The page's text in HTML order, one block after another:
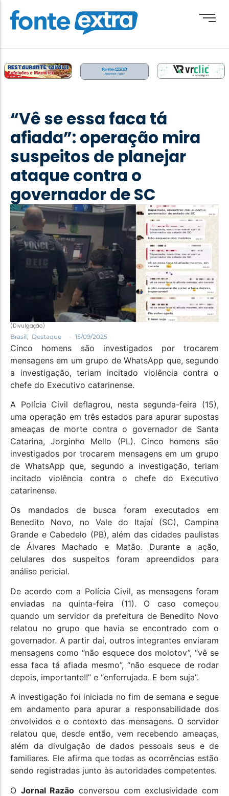
Destaque
Esporte
Geral
Obituário
Paraguai
Paraná
Política
Santa Helena e Região
Saúde e Bem-Estar
“Vê se essa faca tá
afiada”: operação mira
suspeitos de planejar
ataque contra o
governador de SC
(Divulgação)
Brasil, Destaque - 15/09/2025
Cinco homens são investigados por trocarem
mensagens em um grupo de WhatsApp que, segundo
a investigação, teriam incitado violência contra o
chefe do Executivo catarinense.
A Polícia Civil deflagrou, nesta segunda-feira (15),
uma operação em três estados para apurar supostas
ameaças de morte contra o governador de Santa
Catarina, Jorginho Mello (PL). Cinco homens são
investigados por trocarem mensagens em um grupo
de WhatsApp que, segundo a investigação, teriam
incitado violência contra o chefe do Executivo
catarinense.
Os mandados de busca foram executados em
Benedito Novo, no Vale do Itajaí (SC), Campina
Grande e Cabedelo (PB), além das cidades paulistas
de Álvares Machado e Matão. Durante a ação,
celulares dos suspeitos foram apreendidos para
análise pericial.
De acordo com a Polícia Civil, as mensagens foram
enviadas na quinta-feira (11). O caso começou
quando um servidor da prefeitura de Benedito Novo
relatou no grupo que havia se encontrado com o
governador. A partir daí, outros integrantes enviaram
mensagens como “não esquece dos molotov”, “vê se
essa faca tá afiada mesmo”, “não esquece de rodar
depois, importante!!” e “enferrujada. E bem suja”.
A investigação foi iniciada no fim de semana e segue
em andamento para apurar a responsabilidade dos
envolvidos e o contexto das mensagens. O servidor
relatou que, desde então, vem recebendo ameaças,
além da divulgação de dados pessoais seus e de
familiares. Ele afirma que todas as ocorrências estão
sendo registradas junto às autoridades competentes.
O Jornal Razão conversou com exclusividade com